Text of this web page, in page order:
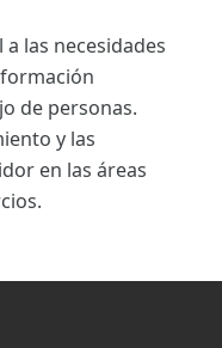
las necesidades
de personas.
y las
en las áreas